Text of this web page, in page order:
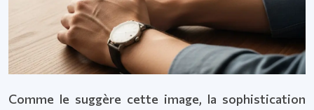
Comme le suggère cette image, la sophistication